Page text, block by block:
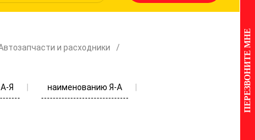
и расходники
Я наименованию Я-А ПЕРЕЗВОНИТЕ МНЕ